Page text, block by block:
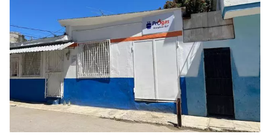
GUERRA
Ucrania ataca otro centro logístico del Amazon
ruso, esta vez en los Urales